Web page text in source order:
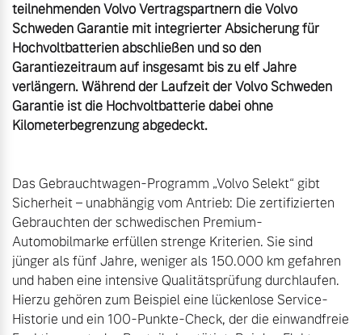
Volvo Selekt
Gebrauchtwagen
Die Neuwagenalternative
Editionsmodelle
Jetzt kennenlernen
Mehr erfahren
Mehr erfahren
Frühjahrscheck
Entdecken Sie unsere
saisonalen Angebote.
Finanzierung & Leasing
Versicherung
teilnehmenden Volvo Vertragspartnern die Volvo
Schweden Garantie mit integrierter Absicherung für
Hochvoltbatterien abschließen und so den
Garantiezeitraum auf insgesamt bis zu elf Jahre
verlängern. Während der Laufzeit der Volvo Schweden
Garantie ist die Hochvoltbatterie dabei ohne
Das Gebrauchtwagen-Programm „Volvo Selekt“ gibt
Sicherheit – unabhängig vom Antrieb: Die zertifizierten
Gebrauchten der schwedischen Premium-
Automobilmarke erfüllen strenge Kriterien. Sie sind
jünger als fünf Jahre, weniger als 150.000 km gefahren
und haben eine intensive Qualitätsprüfung durchlaufen.
Hierzu gehören zum Beispiel eine lückenlose Service-
Historie und ein 100-Punkte-Check, der die einwandfreie